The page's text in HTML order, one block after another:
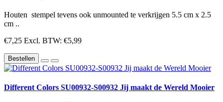
Houten stempel tevens ook unmounted te verkrijgen 5.5 cm x 2.5
cm ..
€7,25 Excl. BTW: €5,99
Bestellen
Different Colors SU00932-S00932 Jij maakt de Wereld Mooier